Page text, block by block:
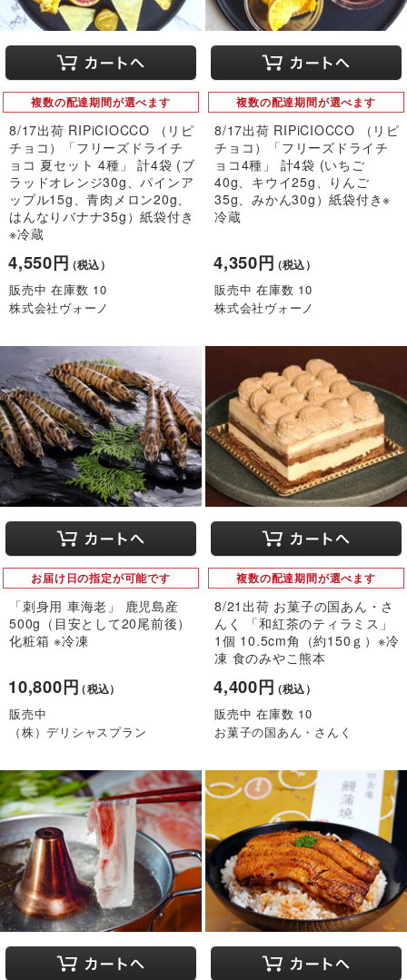
複数の配達期間が選べます
8/17出荷 RIPiCIOCCO （リピ
チョコ）「フリーズドライチ
ョコ 夏セット 4種」 計4袋 (ブ
ラッドオレンジ30g、パインア
ップル15g、青肉メロン20g、
はんなりバナナ35g）紙袋付き
※冷蔵
4,550円（税込）
販売中 在庫数 10
株式会社ヴォーノ
複数の配達期間が選べます
8/17出荷 RIPiCIOCCO （リピ
チョコ）「フリーズドライチ
ョコ4種」 計4袋 (いちご
40g、キウイ25g、りんご
35g、みかん30g）紙袋付き※
冷蔵
4,350円（税込）
販売中 在庫数 10
株式会社ヴォーノ
お届け日の指定が可能です
「刺身用 車海老」 鹿児島産
500g（目安として20尾前後）
化粧箱 ※冷凍
10,800円（税込）
販売中
（株）デリシャスプラン
複数の配達期間が選べます
8/21出荷 お菓子の国あん・さ
んく 「和紅茶のティラミス」
1個 10.5cm角（約150ｇ）※冷
凍 食のみやこ熊本
4,400円（税込）
販売中 在庫数 10
お菓子の国あん・さんく